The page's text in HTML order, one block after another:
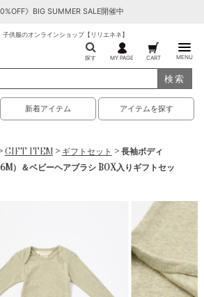
》BIG SUMMER SALE開催中
供服のオンラインショップ【リリエネネ】
探す MY PAGE CART MENU
検索
新着アイテム アイテムを探す
GIFT ITEM> ギフトセット > 長袖ボディ
）＆ベビーヘアブラシ BOX入りギフトセッ